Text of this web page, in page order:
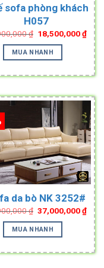
sofa phòng khách
H057
₫ Original
price
was:
24,900,000 ₫.
18,500,000₫
price
is:
MUA NHANH
da bò NK 3252#
₫ Original
price
was:
45,900,000 ₫.
37,000,000₫
price
is:
MUA NHANH